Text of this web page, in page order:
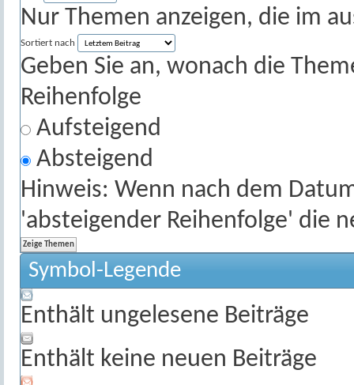
Nur Themen anzeigen, die im
Sortiert nach
Geben Sie an, wonach die
Reihenfolge
Aufsteigend
Absteigend
Hinweis: Wenn nach dem
'absteigender Reihenfolge' die
Symbol-Legende
Enthält ungelesene Beiträge
Enthält keine neuen Beiträge